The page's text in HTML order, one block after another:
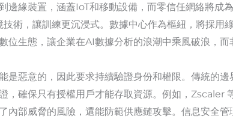
邊緣裝置，涵蓋IoT和移動設備，而零信任網絡將成
術，讓訓練更沉浸式。數據中心作為樞紐，將採用
生態，讓企業在AI數據分析的浪潮中乘風破浪，而
是惡意的，因此要求持續驗證身份和權限。傳統的
，確保只有授權用戶才能存取資源。例如，Zscaler
部威脅的風險，還能防範供應鏈攻擊。信息安全管